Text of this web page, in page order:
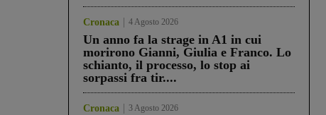
Cronaca 4 Agosto 2026
Un anno fa la strage in A1 in cui
morirono Gianni, Giulia e Franco. Lo
schianto, il processo, lo stop ai
sorpassi fra tir....
Cronaca 3 Agosto 2026